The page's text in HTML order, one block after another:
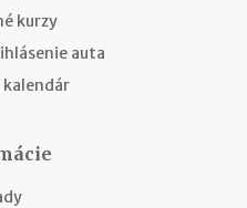
kurzy
auta
kalendár